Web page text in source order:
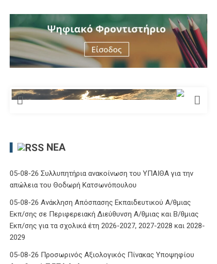
ΝΈΑ
05-08-26 Συλλυπητήρια ανακοίνωση του ΥΠΑΙΘΑ για την
απώλεια του Θοδωρή Κατσωνόπουλου
05-08-26 Ανάκληση Απόσπασης Εκπαιδευτικού Α/θμιας
Εκπ/σης σε Περιφερειακή Διεύθυνση Α/θμιας και Β/θμιας
Εκπ/σης για τα σχολικά έτη 2026-2027, 2027-2028 και 2028-
2029
05-08-26 Προσωρινός Αξιολογικός Πίνακας Υποψηφίου